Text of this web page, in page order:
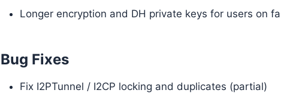
Longer encryption and DH private keys for users on
Bug Fixes
Fix I2PTunnel / I2CP locking and duplicates (partial)